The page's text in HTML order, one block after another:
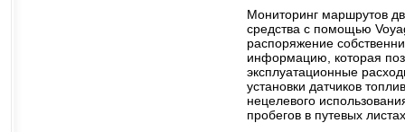
Мониторинг маршрутов
средства с помощью
распоряжение
информацию, которая
эксплуатационные
установки датчиков
нецелевого
пробегов в путевых